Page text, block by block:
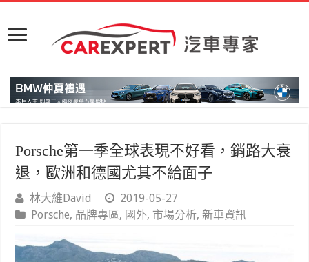
Porsche第一季全球表現不好看，銷路大衰
退，歐洲和德國尤其不給面子
林大維David
2019-05-27
Porsche, 品牌專區, 國外, 市場分析,新車資訊